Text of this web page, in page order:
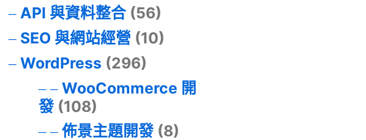
API 與資料整合(56)
SEO 與網站經營 (10)
WordPress (296)
WooCommerce 開
發(108)
佈景主題開發(8)